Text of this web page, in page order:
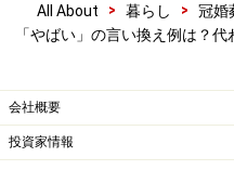
心、専念、ひたすら、一
All About > 暮らし > 冠婚
「やばい」の言い換え例は？
会社概要
投資家情報